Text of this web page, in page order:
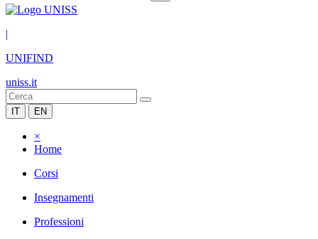
|
UNIFIND
uniss.it
IT EN
×
Home
Corsi
Insegnamenti
Professioni